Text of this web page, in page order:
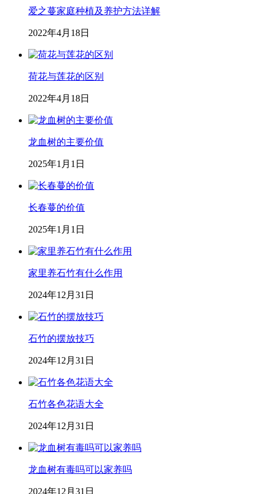
爱之蔓家庭种植及养护方法详解
2022年4月18日
荷花与莲花的区别
2022年4月18日
龙血树的主要价值
2025年1月1日
长春蔓的价值
2025年1月1日
家里养石竹有什么作用
2024年12月31日
石竹的摆放技巧
2024年12月31日
石竹各色花语大全
2024年12月31日
龙血树有毒吗可以家养吗
2024年12月31日